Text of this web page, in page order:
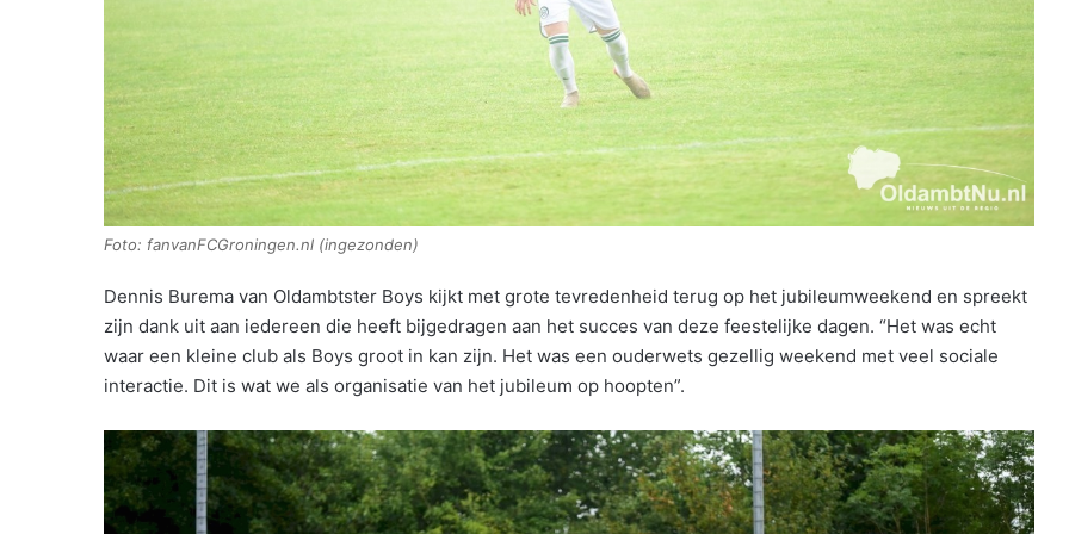
Foto: fanvanFCGroningen.nl (ingezonden)
Dennis Burema van Oldambtster Boys kijkt met grote tevredenheid terug op het jubileumweekend en spreekt
zijn dank uit aan iedereen die heeft bijgedragen aan het succes van deze feestelijke dagen. “Het was echt
waar een kleine club als Boys groot in kan zijn. Het was een ouderwets gezellig weekend met veel sociale
interactie. Dit is wat we als organisatie van het jubileum op hoopten”.